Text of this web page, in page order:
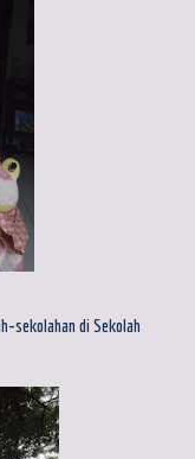
sekolahan di Sekolah